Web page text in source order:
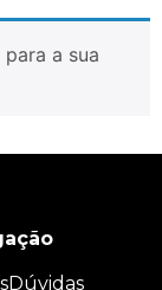
a sua
Dúvidas